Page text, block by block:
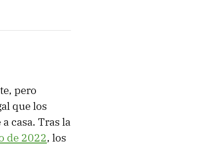
pero
que los
casa. Tras la
de 2022, los